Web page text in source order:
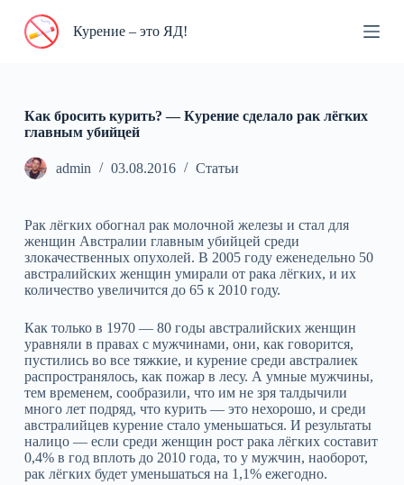
П
и
к
у
Курение – это ЯД!
Как бросить курить? — Курение сделало рак лёгких
главным убийцей
admin 03.08.2016 Статьи
Рак лёгких обогнал рак молочной железы и стал для
женщин Австралии главным убийцей среди
злокачественных опухолей. В 2005 году еженедельно 50
австралийских женщин умирали от рака лёгких, и их
количество увеличится до 65 к 2010 году.
Как только в 1970 — 80 годы австралийских женщин
уравняли в правах с мужчинами, они, как говорится,
пустились во все тяжкие, и курение среди австралиек
распространялось, как пожар в лесу. А умные мужчины,
тем временем, сообразили, что им не зря талдычили
много лет подряд, что курить — это нехорошо, и среди
австралийцев курение стало уменьшаться. И результаты
налицо — если среди женщин рост рака лёгких составит
0,4% в год вплоть до 2010 года, то у мужчин, наоборот,
рак лёгких будет уменьшаться на 1,1% ежегодно.